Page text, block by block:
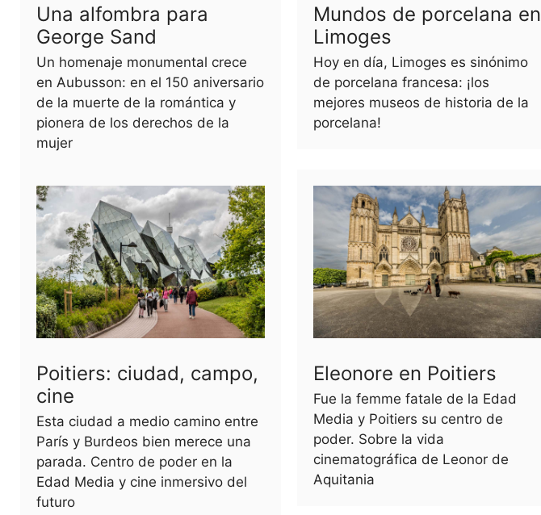
Una alfombra para
George Sand
Un homenaje monumental crece
en Aubusson: en el 150 aniversario
de la muerte de la romántica y
pionera de los derechos de la
mujer
Mundos de porcelana en
Limoges
Hoy en día, Limoges es sinónimo
de porcelana francesa: ¡los
mejores museos de historia de la
porcelana!
Poitiers: ciudad, campo,
cine
Esta ciudad a medio camino entre
París y Burdeos bien merece una
parada. Centro de poder en la
Edad Media y cine inmersivo del
futuro
Eleonore en Poitiers
Fue la femme fatale de la Edad
Media y Poitiers su centro de
poder. Sobre la vida
cinematográfica de Leonor de
Aquitania